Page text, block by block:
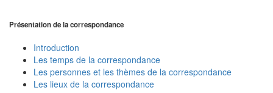
Présentation de la correspondance
Introduction
Les temps de la correspondance
Les personnes et les thèmes de la correspondance
Les lieux de la correspondance